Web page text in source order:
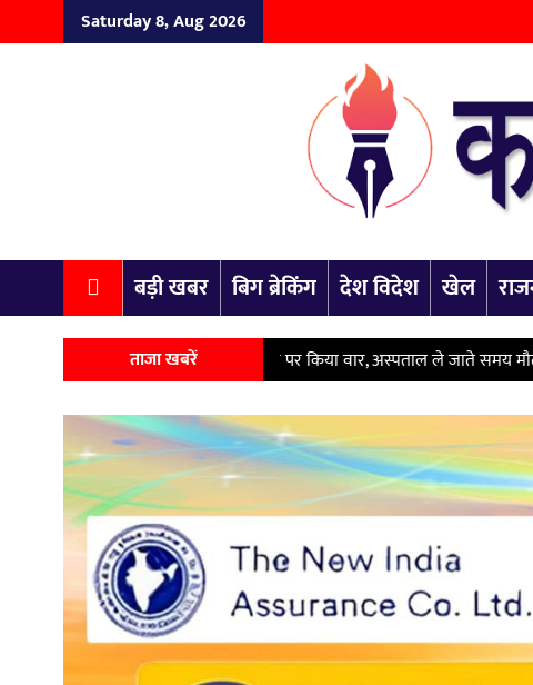
Saturday 8, Aug 2026
बड़ी खबर बिग ब्रेकिंग देश विदेश खेल
ताजा खबरें
लोढ़ा से पिता के सिर पर किया वार, अस्पताल ले जाते समय मौत; हत्या के आरोप
Previous